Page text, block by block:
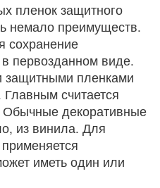
пленок защитного
немало преимуществ.
сохранение
в первозданном виде.
пленками
считается
Обычные декоративные
из винила. Для
иметь один или